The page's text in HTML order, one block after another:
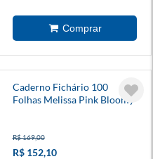
Caderno Fichário 100
Folhas Melissa Pink Bloomy
R$ 169,00
R$ 152,10